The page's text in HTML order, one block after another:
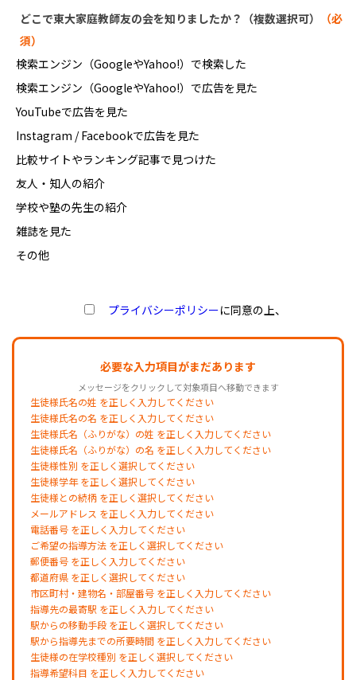
どこで東大家庭教師友の会を知りましたか？（複数選択可）
（必
須）
検索エンジン（GoogleやYahoo!）で検索した
検索エンジン（GoogleやYahoo!）で広告を見た
YouTubeで広告を見た
Instagram / Facebookで広告を見た
比較サイトやランキング記事で見つけた
友人・知人の紹介
学校や塾の先生の紹介
雑誌を見た
その他
プライバシーポリシーに同意の上、
必要な入力項目がまだあります
メッセージをクリックして対象項目へ移動できます
生徒様氏名の姓 を正しく入力してください
生徒様氏名の名 を正しく入力してください
生徒様氏名（ふりがな）の姓 を正しく入力してください
生徒様氏名（ふりがな）の名 を正しく入力してください
生徒様性別 を正しく選択してください
生徒様学年 を正しく選択してください
生徒様との続柄 を正しく選択してください
メールアドレス を正しく入力してください
電話番号 を正しく入力してください
ご希望の指導方法 を正しく選択してください
郵便番号 を正しく入力してください
都道府県 を正しく選択してください
市区町村・建物名・部屋番号 を正しく入力してください
指導先の最寄駅 を正しく入力してください
駅からの移動手段 を正しく選択してください
駅から指導先までの所要時間 を正しく入力してください
生徒様の在学校種別 を正しく選択してください
指導希望科目 を正しく入力してください